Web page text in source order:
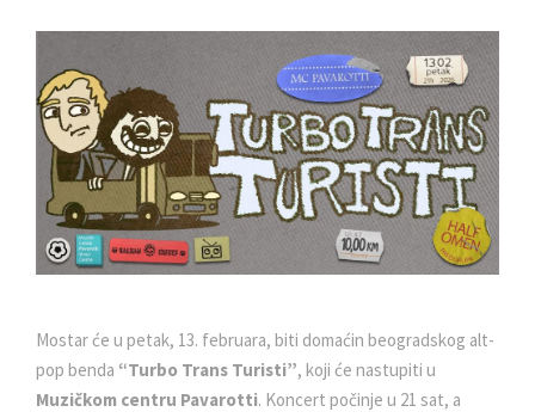
Mostar će u petak, 13. februara, biti domaćin beogradskog alt-
pop benda “Turbo Trans Turisti”, koji će nastupiti u
Muzičkom centru Pavarotti. Koncert počinje u 21 sat, a